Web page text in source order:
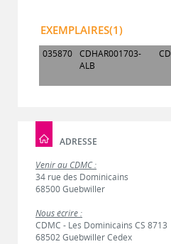
EXEMPLAIRES(1)
035870 CDHAR001703-
ALB
CD
ADRESSE
Venir au CDMC :
34 rue des Dominicains
68500 Guebwiller
Nous écrire :
CDMC - Les Dominicains CS 8713
68502 Guebwiller Cedex